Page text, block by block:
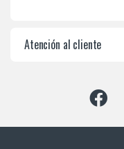
Atención al cliente